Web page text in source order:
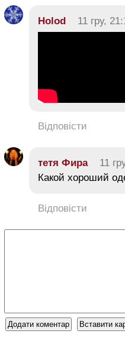
Holod 11 гру,
Відповісти
тетя Фира 11
Какой хороший
Відповісти